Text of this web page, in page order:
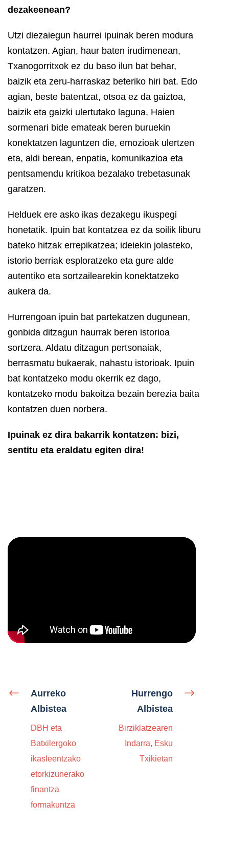
dezakeenean?
Utzi diezaiegun haurrei ipuinak beren modura
kontatzen. Agian, haur baten irudimenean,
Txanogorritxok ez du baso ilun bat behar,
baizik eta zeru-harraskaz beteriko hiri bat. Edo
agian, beste batentzat, otsoa ez da gaiztoa,
baizik eta gaizki ulertutako laguna. Haien
sormenari bide emateak beren buruekin
konektatzen laguntzen die, emozioak ulertzen
eta, aldi berean, enpatia, komunikazioa eta
pentsamendu kritikoa bezalako trebetasunak
garatzen.
Helduek ere asko ikas dezakegu ikuspegi
honetatik. Ipuin bat kontatzea ez da soilik liburu
bateko hitzak errepikatzea; ideiekin jolasteko,
istorio berriak esploratzeko eta gure alde
autentiko eta sortzailearekin konektatzeko
aukera da.
Hurrengoan ipuin bat partekatzen dugunean,
gonbida ditzagun haurrak beren istorioa
sortzera. Aldatu ditzagun pertsonaiak,
berrasmatu bukaerak, nahastu istorioak. Ipuin
bat kontatzeko modu okerrik ez dago,
kontatzeko modu bakoitza bezain berezia baita
kontatzen duen norbera.
Ipuinak ez dira bakarrik kontatzen: bizi,
sentitu eta eraldatu egiten dira!
Aurreko
Albistea
DBH eta
Batxilergoko
ikasleentzako
etorkizunerako
finantza
formakuntza
Hurrengo
Albistea
Birziklatzearen
Indarra, Esku
Txikietan